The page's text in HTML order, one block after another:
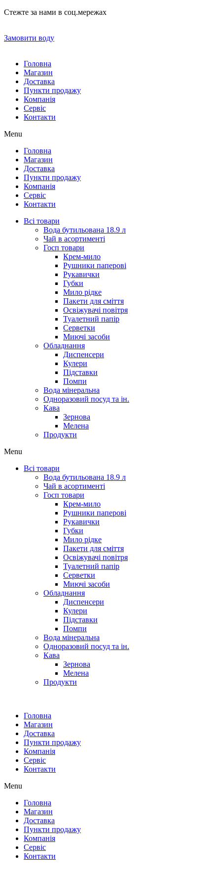
Стежте за нами в соц.мережах
Замовити воду
Головна
Магазин
Доставка
Пункти продажу
Компанія
Сервіс
Контакти
Menu
Головна
Магазин
Доставка
Пункти продажу
Компанія
Сервіс
Контакти
Всі товари
Вода бутильована 18.9 л
Чай в асортименті
Госп товари
Крем-мило
Рушники паперові
Рукавички
Губки
Мило рідке
Пакети для сміття
Освіжувачі повітря
Туалетний папір
Серветки
Миючі засоби
Обладнання
Диспенсери
Кулери
Підставки
Помпи
Вода мінеральна
Одноразовий посуд та ін.
Кава
Зернова
Мелена
Продукти
Menu
Всі товари
Вода бутильована 18.9 л
Чай в асортименті
Госп товари
Крем-мило
Рушники паперові
Рукавички
Губки
Мило рідке
Пакети для сміття
Освіжувачі повітря
Туалетний папір
Серветки
Миючі засоби
Обладнання
Диспенсери
Кулери
Підставки
Помпи
Вода мінеральна
Одноразовий посуд та ін.
Кава
Зернова
Мелена
Продукти
Головна
Магазин
Доставка
Пункти продажу
Компанія
Сервіс
Контакти
Menu
Головна
Магазин
Доставка
Пункти продажу
Компанія
Сервіс
Контакти